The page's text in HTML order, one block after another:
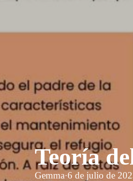
Teoría
Gemma·6 de julio de